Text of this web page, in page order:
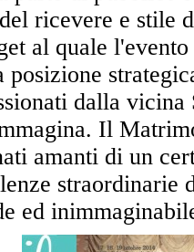
ricevere e stile
al quale
posizione
dalla vicina
Il
amanti di un
straordinarie
ed